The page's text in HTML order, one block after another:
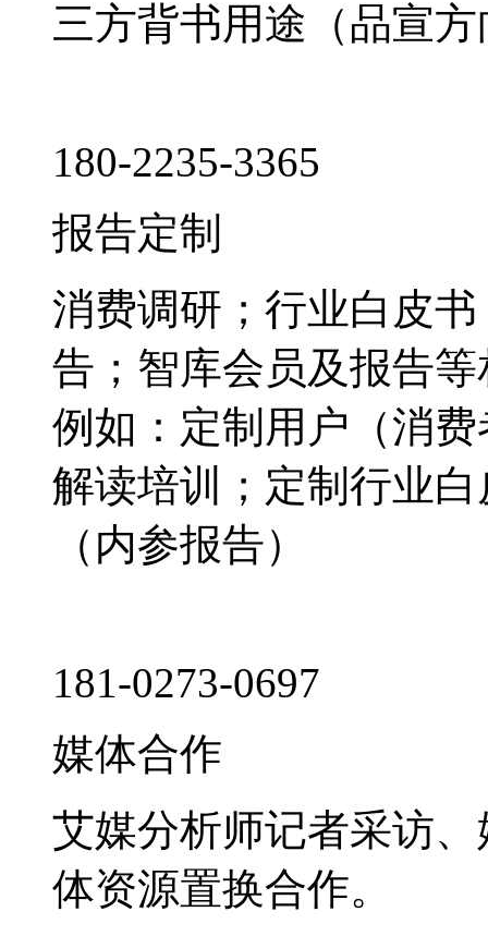
三方背书用途（品宣
180-2235-3365
报告定制
消费调研；行业白皮
告；智库会员及报告
例如：定制用户（消
解读培训；定制行业
（内参报告）
181-0273-0697
媒体合作
艾媒分析师记者采访
体资源置换合作。